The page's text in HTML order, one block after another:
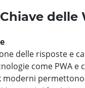
delle
delle risposte e
come PWA e
moderni